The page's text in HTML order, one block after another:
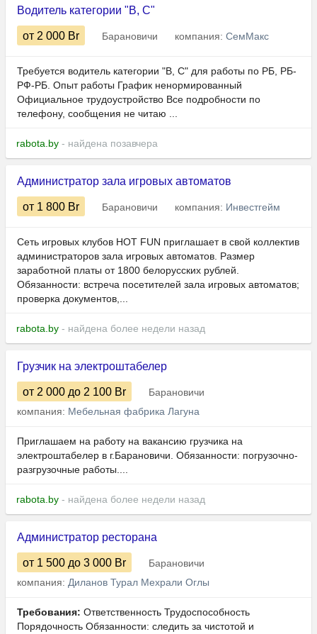
Водитель категории "В, С"
от 2 000 Br Барановичи компания: СемМакс
Требуется водитель категории "В, С" для работы по РБ, РБ-
РФ-РБ. Опыт работы График ненормированный
Официальное трудоустройство Все подробности по
телефону, сообщения не читаю ...
rabota.by - найдена позавчера
Администратор зала игровых автоматов
от 1 800 Br Барановичи компания: Инвестгейм
Сеть игровых клубов HOT FUN приглашает в свой коллектив
администраторов зала игровых автоматов. Размер
заработной платы от 1800 белорусских рублей.
Обязанности: встреча посетителей зала игровых автоматов;
проверка документов,...
rabota.by - найдена более недели назад
Грузчик на электроштабелер
от 2 000 до 2 100 Br
Барановичи
компания: Мебельная фабрика Лагуна
Приглашаем на работу на вакансию грузчика на
электроштабелер в г.Барановичи. Обязанности: погрузочно-
разгрузочные работы....
rabota.by - найдена более недели назад
Администратор ресторана
от 1 500 до 3 000 Br
Барановичи
компания: Диланов Турал Мехрали Оглы
Требования: Ответственность Трудоспособность
Порядочность Обязанности: следить за чистотой и